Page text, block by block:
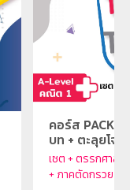
คอร์ส PACK
บท + ตะลุยโจ
เซต + ตรรกศาส
+ ภาคตัดกรวย (ร